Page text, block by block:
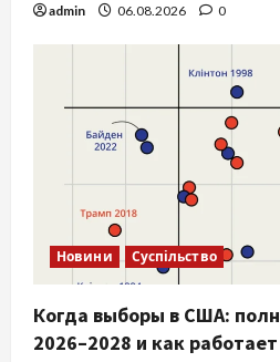
admin 06.08.2026 0
Новини Суспільство
Когда выборы в США:
2026–2028 и как